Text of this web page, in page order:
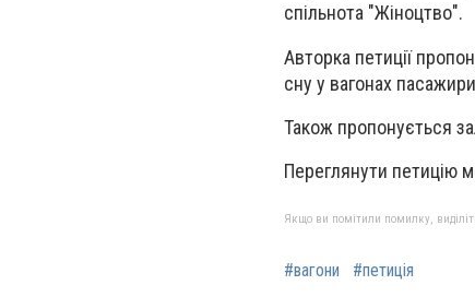
спільнота "Жіноцтво".
Авторка петиції
сну у вагонах
Також пропонується
Переглянути петицію
Якщо ви помітили помилку,
#вагони #петиція